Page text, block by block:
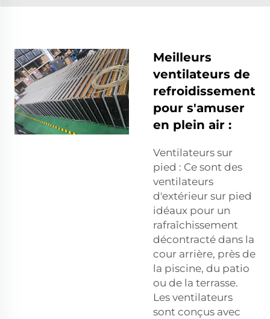
Meilleurs
ventilateurs de
refroidissement
pour s'amuser
en plein air :
Ventilateurs sur
pied : Ce sont des
ventilateurs
d'extérieur sur pied
idéaux pour un
rafraîchissement
décontracté dans la
cour arrière, près de
la piscine, du patio
ou de la terrasse.
Les ventilateurs
sont conçus avec